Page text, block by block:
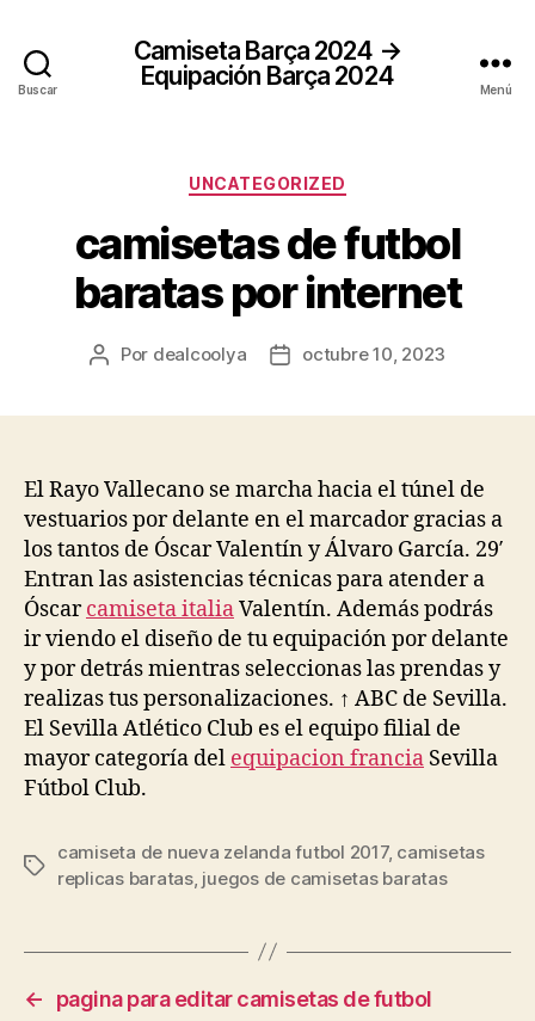
Buscar
Camiseta Barça 2024 →
Equipación Barça 2024
Menú
Categorías
UNCATEGORIZED
camisetas de futbol
baratas por internet
Autor
Por dealcoolya
Fechaoctubre 10, 2023
El Rayo Vallecano se marcha hacia el túnel de
vestuarios por delante en el marcador gracias a
los tantos de Óscar Valentín y Álvaro García. 29′
Entran las asistencias técnicas para atender a
Óscarcamiseta italiaValentín. Además podrás
ir viendo el diseño de tu equipación por delante
y por detrás mientras seleccionas las prendas y
realizas tus personalizaciones. ↑ ABC de Sevilla.
El Sevilla Atlético Club es el equipo filial de
mayor categoría del equipacion francia Sevilla
Fútbol Club.
Etiquetas
camiseta de nueva zelanda futbol 2017, camisetas
replicas baratas, juegos de camisetas baratas
←
pagina para editar camisetas de futbol